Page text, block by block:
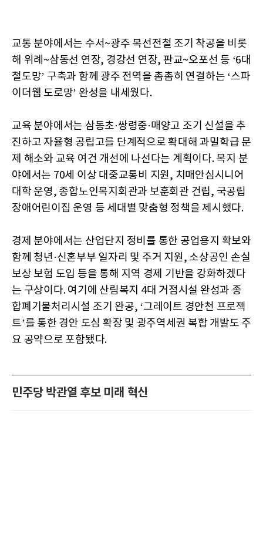
교통 분야에서는 수서~광주 복선전철 조기 착공을 비롯
해 위례~삼동선 연장, 경강선 연장, 판교~오포선 등 ‘6대
철도망’ 구축과 함께 광주 전역을 촘촘히 연결하는 ‘스파
이더웹 도로망’ 완성을 내세웠다.
교육 분야에서는 삼동초·쌍령중·매양고 조기 신설을 추
진하고 자율형 공립고를 단계적으로 확대해 과밀학급 문
제 해소와 교육 여건 개선에 나선다는 계획이다. 복지 분
야에서는 70세 이상 대중교통비 지원, 치매안심시니어
대학 운영, 종합노인복지회관과 보훈회관 건립, 국공립
장애어린이집 운영 등 세대별 맞춤형 정책을 제시했다.
경제 분야에서는 산업단지 정비를 통한 공업용지 확보와
함께 청년·신혼부부 일자리 및 주거 지원, 소상공인 손실
보상 보험 도입 등을 통해 지역 경제 기반을 강화하겠다
는 구상이다. 여기에 산림복지 4대 거점시설 완성과 종
합폐기물처리시설 조기 완공, ‘그레이트 경안천 프로젝
트’를 통한 경안 도심 확장 및 광주역세권 복합 개발도 주
요 공약으로 포함됐다.
민주당 박관열 후보 미래 혁신